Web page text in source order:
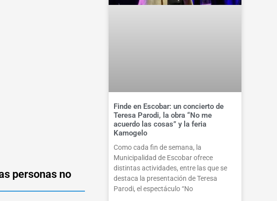
personas no
Finde en Escobar: un concierto de
Teresa Parodi, la obra “No me
acuerdo las cosas” y la feria
Kamogelo
Como cada fin de semana, la
Municipalidad de Escobar ofrece
distintas actividades, entre las que se
destaca la presentación de Teresa
Parodi, el espectáculo “No